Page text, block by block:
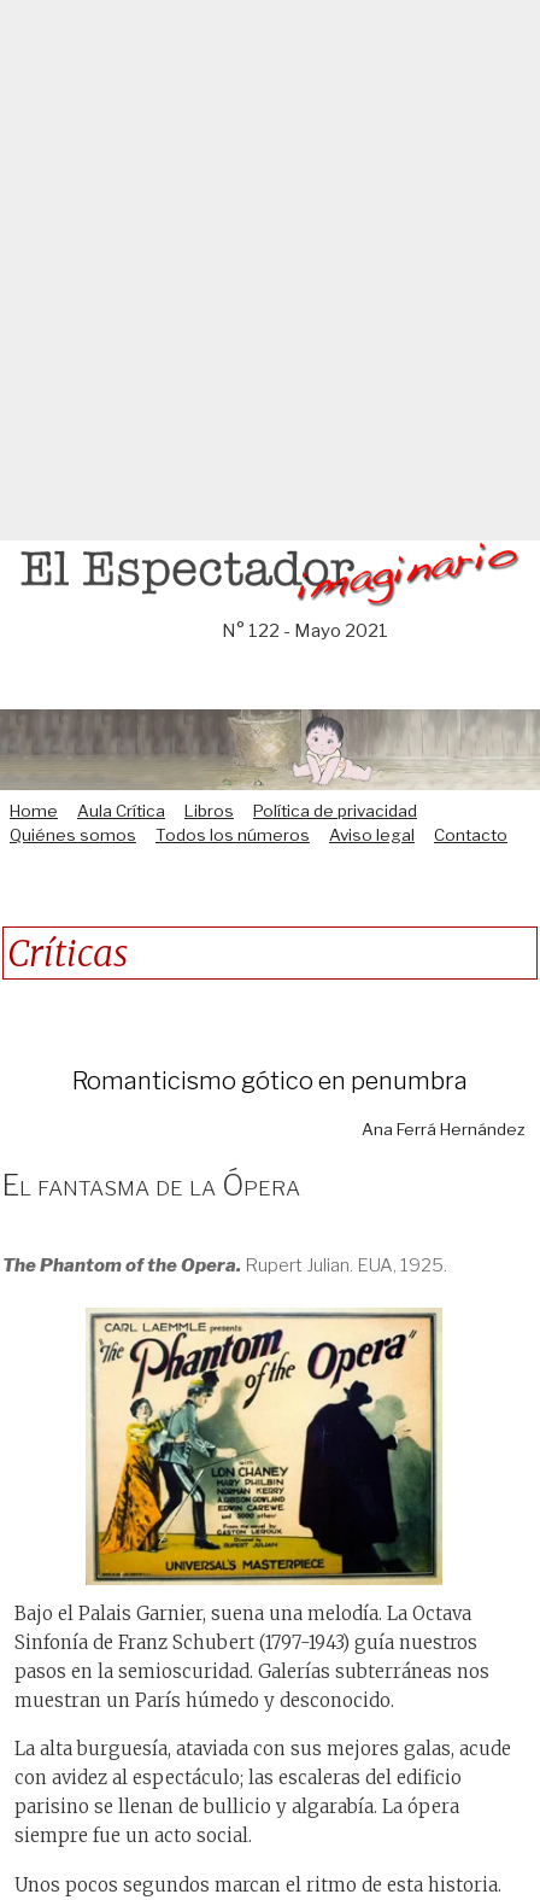
Saltar
N° 122 - Mayo 2021
Home Aula Crítica Libros
Política de privacidad
Quiénes somos
Todos los números Aviso legal Contacto
Críticas
Romanticismo gótico en penumbra
Ana Ferrá Hernández
El fantasma de la Ópera
The Phantom of the Opera. Rupert Julian. EUA, 1925.
Bajo el Palais Garnier, suena una melodía. La Octava
Sinfonía de Franz Schubert (1797-1943) guía nuestros
pasos en la semioscuridad. Galerías subterráneas nos
muestran un París húmedo y desconocido.
La alta burguesía, ataviada con sus mejores galas, acude
con avidez al espectáculo; las escaleras del edificio
parisino se llenan de bullicio y algarabía. La ópera
siempre fue un acto social.
Unos pocos segundos marcan el ritmo de esta historia.